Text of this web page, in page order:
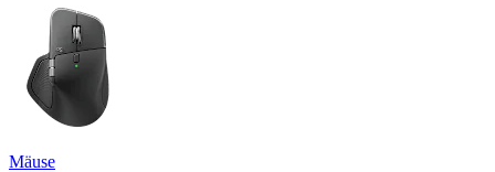
Mäuse